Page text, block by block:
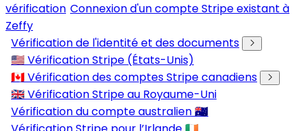
vérification Connexion d'un compte Stripe existant à
Zeffy
Vérification de l'identité et des documents
🇺🇸 Vérification Stripe (États-Unis)
🇨🇦 Vérification des comptes Stripe canadiens
🇬🇧 Vérification Stripe au Royaume-Uni
Vérification du compte australien 🇦🇺